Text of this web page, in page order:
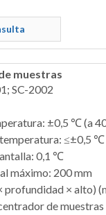
muestras
SC-2002
±0,5 ℃ (a
≤±0,5 ℃
0,1 ℃
máximo: 200 mm
profundidad × alto)
de